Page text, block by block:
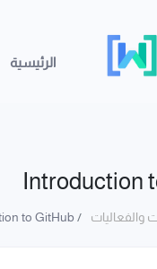
الرئيسية
Introduction
والفعاليات